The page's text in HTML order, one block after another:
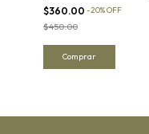
$360.00 -20%OFF
$450.00